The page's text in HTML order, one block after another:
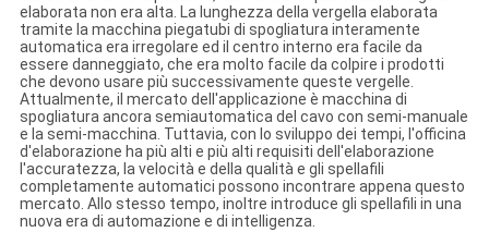
elaborata non era alta. La lunghezza della vergella elaborata
tramite la macchina piegatubi di spogliatura interamente
automatica era irregolare ed il centro interno era facile da
essere danneggiato, che era molto facile da colpire i prodotti
che devono usare più successivamente queste vergelle.
Attualmente, il mercato dell'applicazione è macchina di
spogliatura ancora semiautomatica del cavo con semi-manuale
e la semi-macchina. Tuttavia, con lo sviluppo dei tempi, l'officina
d'elaborazione ha più alti e più alti requisiti dell'elaborazione
l'accuratezza, la velocità e della qualità e gli spellafili
completamente automatici possono incontrare appena questo
mercato. Allo stesso tempo, inoltre introduce gli spellafili in una
nuova era di automazione e di intelligenza.